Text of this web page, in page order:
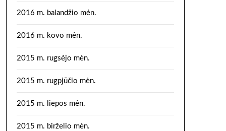
2016 m. balandžio mėn.
2016 m. kovo mėn.
2015 m. rugsėjo mėn.
2015 m. rugpjūčio mėn.
2015 m. liepos mėn.
2015 m. birželio mėn.